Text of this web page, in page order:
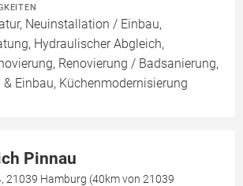
Neuinstallation / Einbau,
Hydraulischer Abgleich,
Renovierung / Badsanierung,
Einbau, Küchenmodernisierung
Pinnau
21039 Hamburg (40km von 21039